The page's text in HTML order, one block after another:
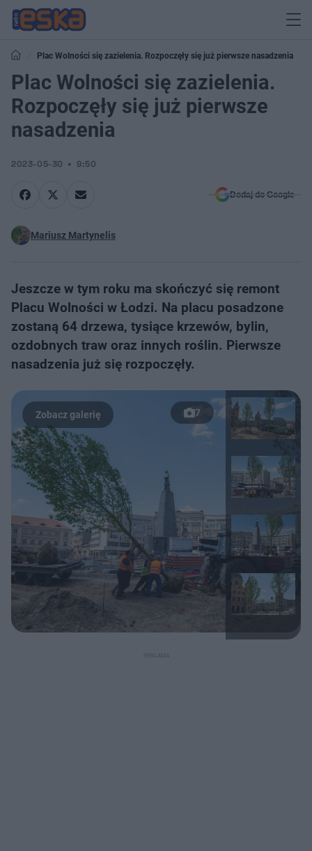
Plac Wolności się zazielenia. Rozpoczęły się już pierwsze nasadzenia
Plac Wolności się zazielenia.
Rozpoczęły się już pierwsze
nasadzenia
2023-05-30 9:50
Dodaj do Google
Mariusz Martynelis
Jeszcze w tym roku ma skończyć się remont
Placu Wolności w Łodzi. Na placu posadzone
zostaną 64 drzewa, tysiące krzewów, bylin,
ozdobnych traw oraz innych roślin. Pierwsze
nasadzenia już się rozpoczęły.
7